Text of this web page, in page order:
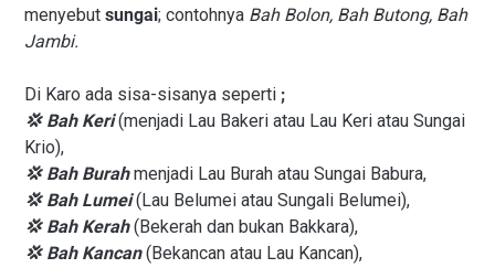
menyebut sungai; contohnya Bah Bolon, Bah Butong, Bah
Jambi.
Di Karo ada sisa-sisanya seperti ;
💢 Bah Keri(menjadi Lau Bakeri atau Lau Keri atau Sungai
Krio),
💢 Bah Burahmenjadi Lau Burah atau Sungai Babura,
💢 Bah Lumei(Lau Belumei atau Sungali Belumei),
💢 Bah Kerah(Bekerah dan bukan Bakkara),
💢 Bah Kancan(Bekancan atau Lau Kancan),